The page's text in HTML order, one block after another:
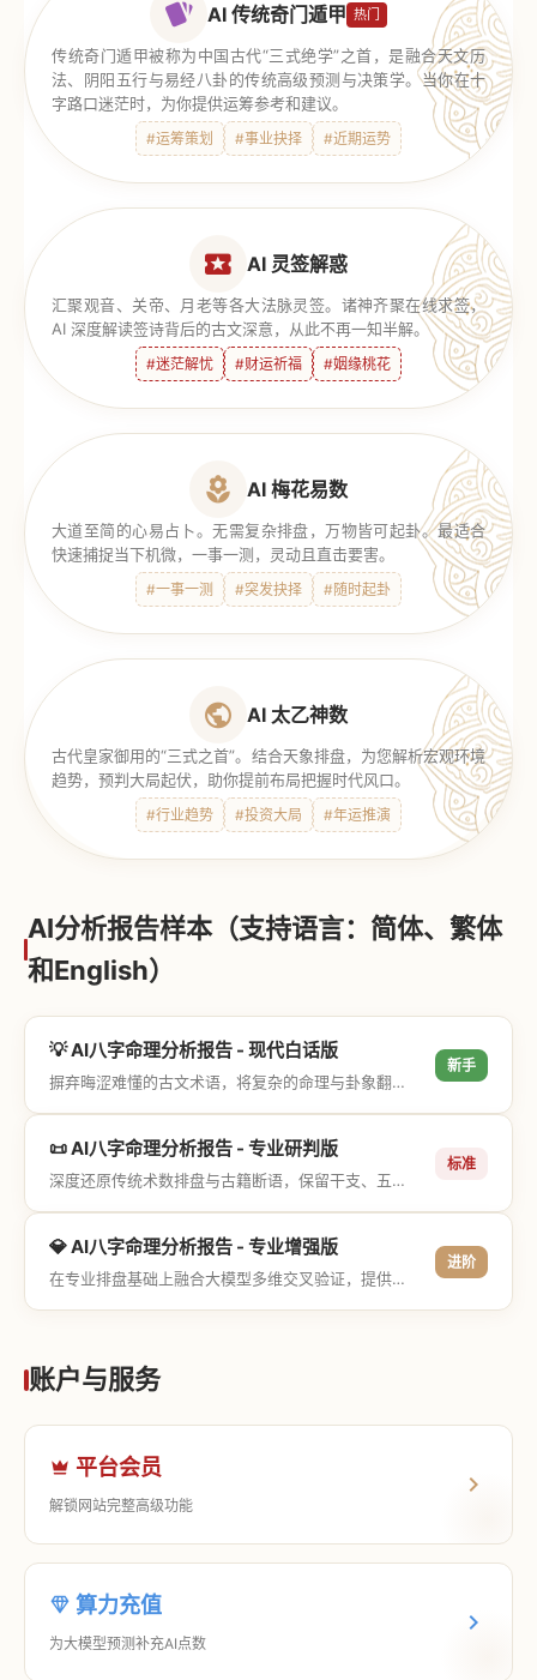
AI 传统奇门遁甲 热门
传统奇门遁甲被称为中国古代“三式绝学”之首，是融合天文历
法、阴阳五行与易经八卦的传统高级预测与决策学。当你在十
字路口迷茫时，为你提供运筹参考和建议。
#运筹策划 #事业抉择 #近期运势
AI 灵签解惑
汇聚观音、关帝、月老等各大法脉灵签。诸神齐聚在线求签，
AI 深度解读签诗背后的古文深意，从此不再一知半解。
#迷茫解忧 #财运祈福 #姻缘桃花
AI 梅花易数
大道至简的心易占卜。无需复杂排盘，万物皆可起卦。最适合
快速捕捉当下机微，一事一测，灵动且直击要害。
#一事一测 #突发抉择 #随时起卦
AI 太乙神数
古代皇家御用的“三式之首”。结合天象排盘，为您解析宏观环境
趋势，预判大局起伏，助你提前布局把握时代风口。
#行业趋势 #投资大局 #年运推演
AI分析报告样本（支持语言：简体、繁体
和English）
💡 AI八字命理分析报告 - 现代白话版
摒弃晦涩难懂的古文术语，将复杂的命理与卦象翻译成通俗易懂的现代大白话，直击结果与生活建议，零门槛轻松阅读。
新手
📜 AI八字命理分析报告 - 专业研判版
深度还原传统术数排盘与古籍断语，保留干支、五行与神煞等专业术语，适合追求严谨考证与具备易学基础的用户。
标准
💎 AI八字命理分析报告 - 专业增强版
在专业排盘基础上融合大模型多维交叉验证，提供更详尽的流年推演、应期运筹、象意深度剖析，以及全方位的运筹决策指导。
进阶
账户与服务
平台会员
解锁网站完整高级功能
算力充值
为大模型预测补充AI点数